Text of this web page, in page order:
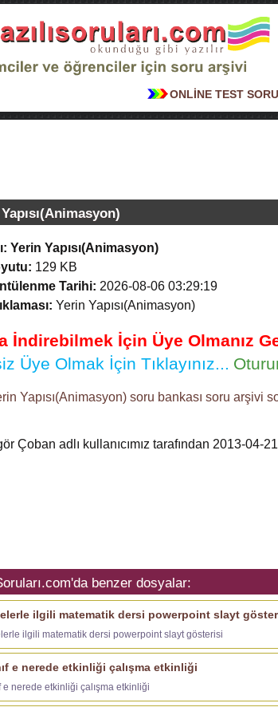
ONLİNE TEST
Yerin Yapısı(Animasyon)
129 KB
Tarihi: 2026-08-06 03:29:19
Yerin Yapısı(Animasyon)
İndirebilmek İçin Üye Olmanız
Üye Olmak İçin Tıklayınız...
Yapısı(Animasyon) soru bankası soru arşivi
Çoban adlı kullanıcımız tarafından 2013-
benzer dosyalar:
ilgili matematik dersi powerpoint slayt
ilgili matematik dersi powerpoint slayt gösterisi
e nerede etkinliği çalışma etkinliği
e nerede etkinliği çalışma etkinliği